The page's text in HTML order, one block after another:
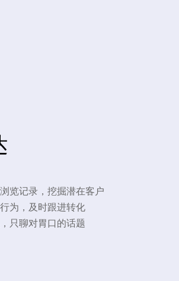
览记录，挖掘潜在客户
为，及时跟进转化
只聊对胃口的话题